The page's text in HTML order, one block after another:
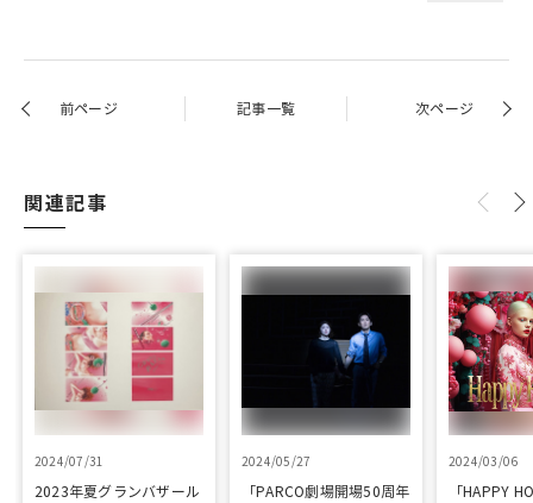
前ページ 記事一覧 次ページ
関連記事
2024/07/31
2023年夏グランバザール
2024/05/27
「PARCO劇場開場50周年
2024/03/06
「HAPPY